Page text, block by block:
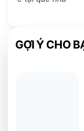
GỢI Ý CHO